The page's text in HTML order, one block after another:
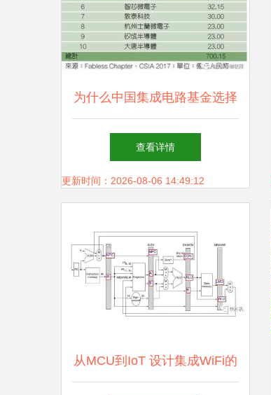
为什么中国集成电路基金选择
性投资本土IC设计公司？
查看详情
更新时间：2026-08-06 14:49:12
从MCU到IoT 设计集成WiFi的